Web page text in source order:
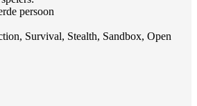
persoon
Survival, Stealth, Sandbox, Open